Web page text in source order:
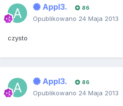
Appl3. 86
Opublikowano 24 Maja 2013
czysto
Appl3. 86
Opublikowano 24 Maja 2013